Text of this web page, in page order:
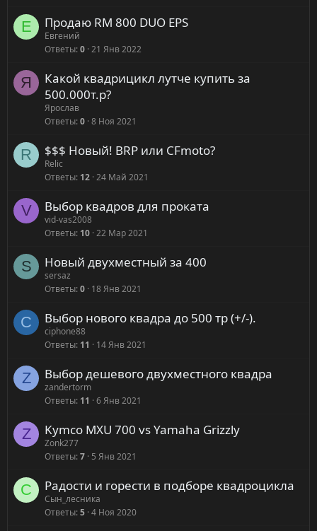
Е Продаю RM 800 DUO EPS
Евгений
Ответы 0 21 Янв 2022
Я
Какой квадрицикл лутче купить за
500.000т.р?
Ярослав
Ответы 0 8 Ноя 2021
R $$$ Новый! BRP или CFmoto?
Relic
Ответы 12 24 Май 2021
V Выбор квадров для проката
vid-vas2008
Ответы 10 22 Мар 2021
S Новый двухместный за 400
sersaz
Ответы 0 18 Янв 2021
C Выбор нового квадра до 500 тр (+/-).
ciphone88
Ответы 11 14 Янв 2021
Z Выбор дешевого двухместного квадра
zandertorm
Ответы 11 6 Янв 2021
Z Kymco MXU 700 vs Yamaha Grizzly
Zonk277
Ответы 7 5 Янв 2021
С Радости и горести в подборе квадроцикла
Сын_лесника
Ответы 5 4 Ноя 2020